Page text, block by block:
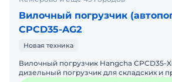
Вилочный погрузчик
CPCD35-AG2
Новая техника
Вилочный погрузчик Hangcha CPCD35-
дизельный погрузчик для складских и